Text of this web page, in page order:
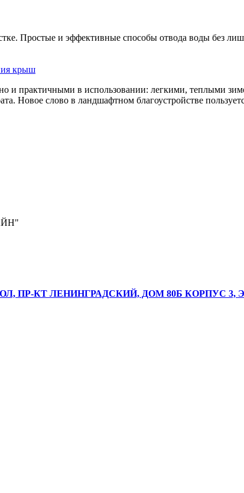
Простые и эффективные способы отвода воды без
крыш
и практичными в использовании: легкими, теплыми
Новое слово в ландшафтном благоустройстве
ПР-КТ ЛЕНИНГРАДСКИЙ, ДОМ 80Б КОРПУС